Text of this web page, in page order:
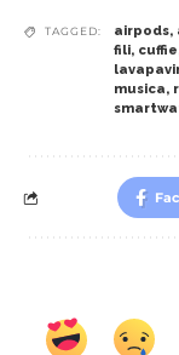
TAGGED: airpods,
fili, cuffie
musica,